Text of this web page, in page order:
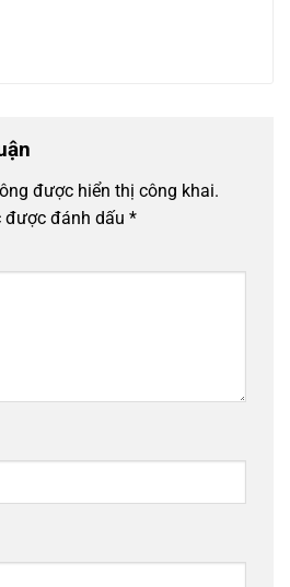
được hiển thị công khai.
được đánh dấu *